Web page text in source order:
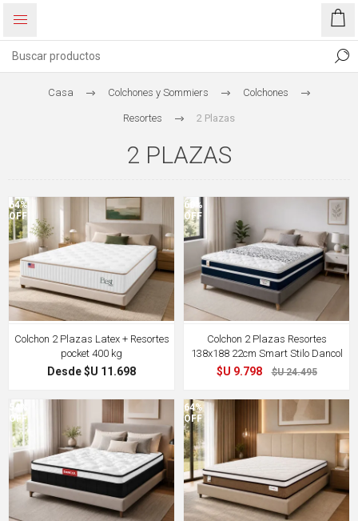
Casa Colchones y Sommiers Colchones
Resortes 2 Plazas
2 PLAZAS
64%
OFF
Colchon 2 Plazas Latex + Resortes
pocket 400 kg
Desde $U 11.698
60%
OFF
Colchon 2 Plazas Resortes
138x188 22cm Smart Stilo Dancol
$U 9.798 $U 24.495
54%
OFF
64%
OFF